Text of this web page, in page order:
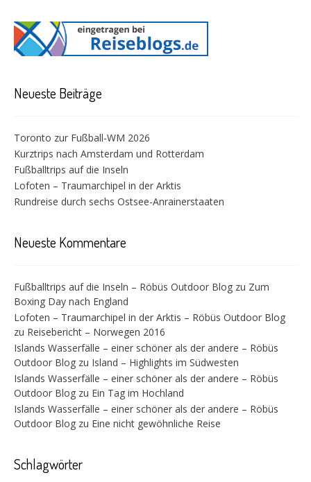
Neueste Beiträge
Toronto zur Fußball-WM 2026
Kurztrips nach Amsterdam und Rotterdam
Fußballtrips auf die Inseln
Lofoten – Traumarchipel in der Arktis
Rundreise durch sechs Ostsee-Anrainerstaaten
Neueste Kommentare
Fußballtrips auf die Inseln – Röbüs Outdoor Blog zu Zum
Boxing Day nach England
Lofoten – Traumarchipel in der Arktis – Röbüs Outdoor Blog
zu Reisebericht – Norwegen 2016
Islands Wasserfälle – einer schöner als der andere – Röbüs
Outdoor Blog zu Island – Highlights im Südwesten
Islands Wasserfälle – einer schöner als der andere – Röbüs
Outdoor Blog zu Ein Tag im Hochland
Islands Wasserfälle – einer schöner als der andere – Röbüs
Outdoor Blog zu Eine nicht gewöhnliche Reise
Schlagwörter